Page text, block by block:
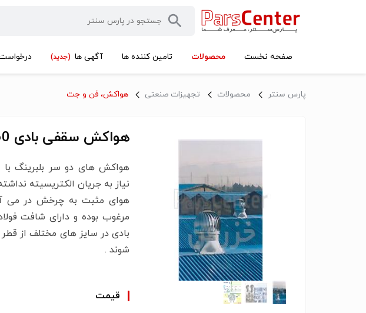
صفحه نخست محصولات تامین کننده ها آگهی ها (جدید)
پارس سنتر محصولات تجهیزات صنعتی هواکش، فن و جت
هواکش سقفی بادی 60 سانت - دو بلبرینگ
هواکش های دو سر بلبرینگ با
نیاز به جریان الکتریسیته
هوای مثبت به چرخش در می
مرغوب بوده و دارای شافت
شوند .
قیمت